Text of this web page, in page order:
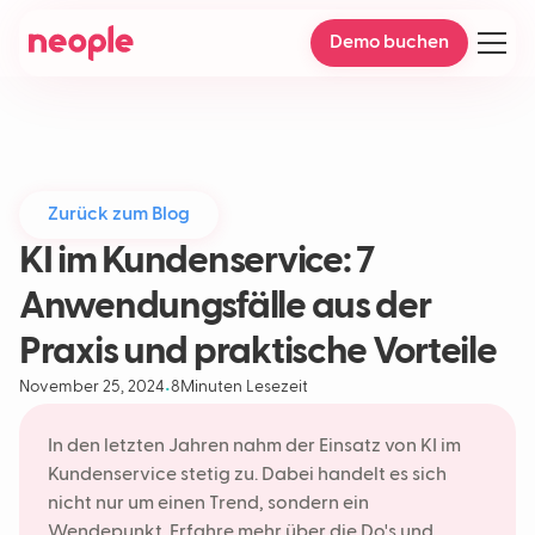
Demo buchen
Zurück zum Blog
KI im Kundenservice: 7
Anwendungsfälle aus der
Praxis und praktische Vorteile
November 25, 2024•8 Minuten Lesezeit
In den letzten Jahren nahm der Einsatz von KI im
Kundenservice stetig zu. Dabei handelt es sich
nicht nur um einen Trend, sondern ein